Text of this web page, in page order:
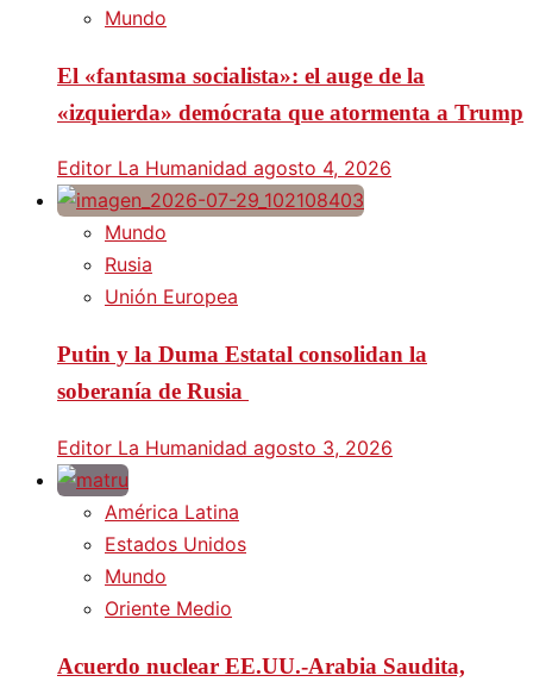
Mundo
El «fantasma socialista»: el auge de la
«izquierda» demócrata que atormenta a Trump
Editor La Humanidad agosto 4, 2026
Mundo
Rusia
Unión Europea
Putin y la Duma Estatal consolidan la
soberanía de Rusia
Editor La Humanidad agosto 3, 2026
América Latina
Estados Unidos
Mundo
Oriente Medio
Acuerdo nuclear EE.UU.-Arabia Saudita,